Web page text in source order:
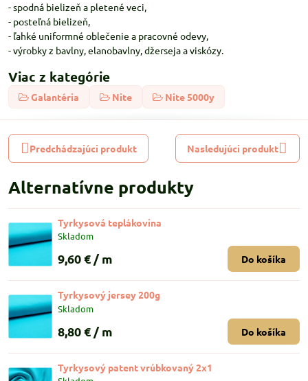
- spodná bielizeň a pletené veci,
- posteľná bielizeň,
- ľahké uniformné oblečenie a pracovné odevy,
- výrobky z bavlny, elanobavlny, džerseja a viskózy.
Viac z kategórie
Galantéria Nite Nite 5000y
Predchádzajúci produkt Nasledujúci produkt
Alternatívne produkty
Tyrkysová teplákovina
Skladom
9,60 € / m Do košíka
Tyrkysový jersey 200g
Skladom
8,80 € / m Do košíka
Tyrkysový patent vrúbkovaný 2x1